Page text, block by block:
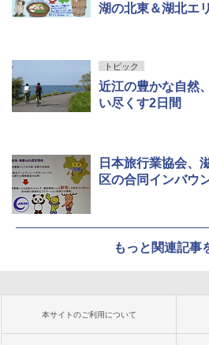
湖の北東＆湖北エ
トピック
近江の豊かな自然
い尽くす2日間
日本旅行業協会、
区の合同インバウ
もっと関連記事
本サイトのご利用について